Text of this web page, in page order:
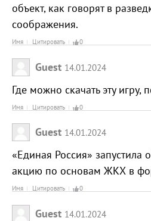
объект, как говорят в
соображения.
Имя Цитировать 0
Guest 14.01.2024
Где можно скачать эту игру,
Имя Цитировать 0
Guest 14.01.2024
«Единая Россия» запустила
акцию по основам ЖКХ в
Имя Цитировать 0
Guest 14.01.2024